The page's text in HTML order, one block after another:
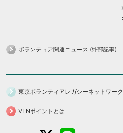
ボランティア関連ニュース (外部記事)
東京ボランティアレガシーネットワー
VLNポイントとは